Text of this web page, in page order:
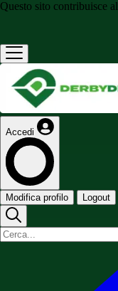
Questo sito contribuisce
Accedi
Modifica profilo Logout